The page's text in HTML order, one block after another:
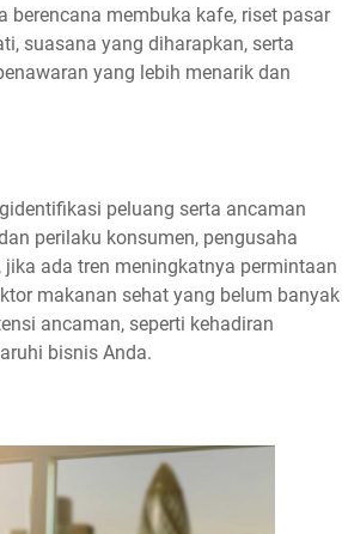
berencana membuka kafe, riset pasar
suasana yang diharapkan, serta
yang lebih menarik dan
peluang serta ancaman
perilaku konsumen, pengusaha
ada tren meningkatnya permintaan
makanan sehat yang belum banyak
ancaman, seperti kehadiran
bisnis Anda.